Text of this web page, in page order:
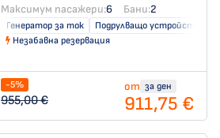
Максимум пасажери:6 Бани:2
Генератор за ток Подрулващо устройство
Незабавна резервация
-5%
955,00 €
от за ден
911,75 €